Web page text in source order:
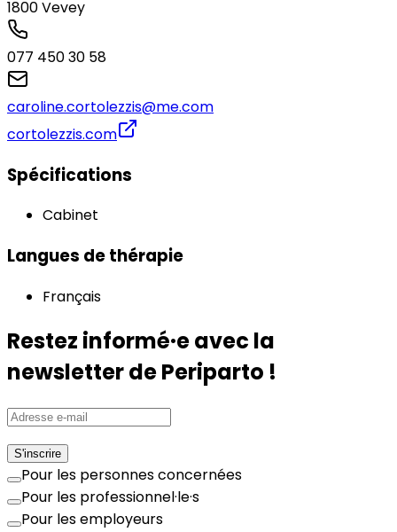
1800Vevey
077 450 30 58
caroline.cortolezzis@me.com
cortolezzis.com
Spécifications
Cabinet
Langues de thérapie
Français
Restez informé·e avec la
newsletter de Periparto !
S'inscrire
Pour les personnes concernées
Pour les professionnel·le·s
Pour les employeurs